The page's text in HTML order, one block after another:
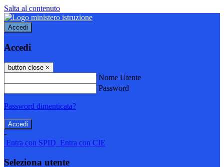
Salta al contenuto
Accedi
Accedi
button close ×
Nome Utente
Password
Password dimenticata?
-
Entra con SPID Entra con CIE
Seleziona utente